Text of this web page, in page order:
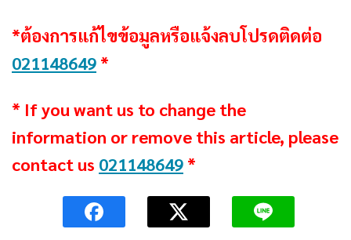
*ต้องการแก้ไขข้อมูลหรือแจ้งลบโปรดติดต่อ
021148649 *
* If you want us to change the
information or remove this article, please
contact us 021148649 *